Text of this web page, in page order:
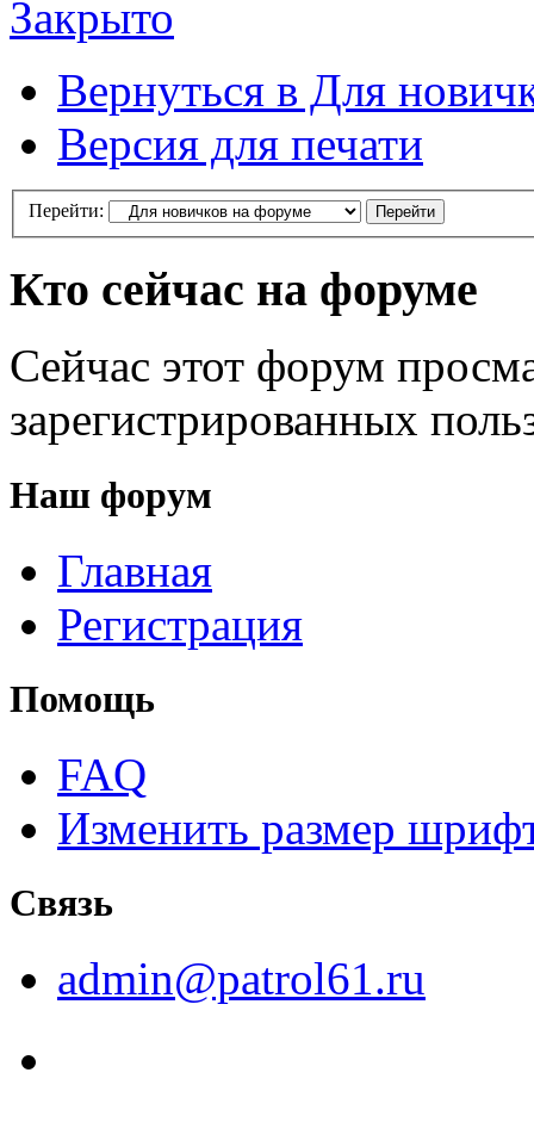
Закрыто
Вернуться в Для
Версия для печати
Перейти:
Кто сейчас на форуме
Сейчас этот форум
зарегистрированных
Наш форум
Главная
Регистрация
Помощь
FAQ
Изменить размер
Связь
admin@patrol61.ru